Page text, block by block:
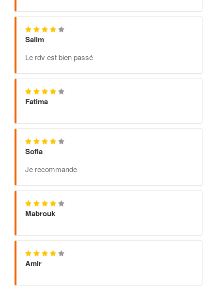
Salim
Le rdv est bien passé
Fatima
Sofia
Je recommande
Mabrouk
Amir